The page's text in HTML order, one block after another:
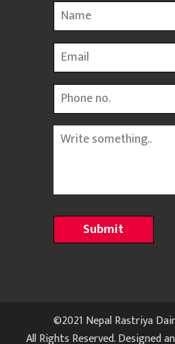
Name
Email
Phone
Message
©2021 Nepal Rastriya
All Rights Reserved. Designed